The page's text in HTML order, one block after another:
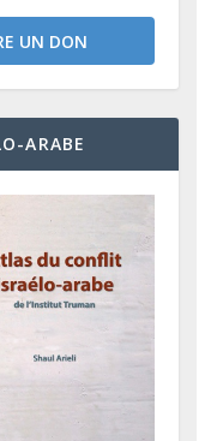
UN DON
ARABE